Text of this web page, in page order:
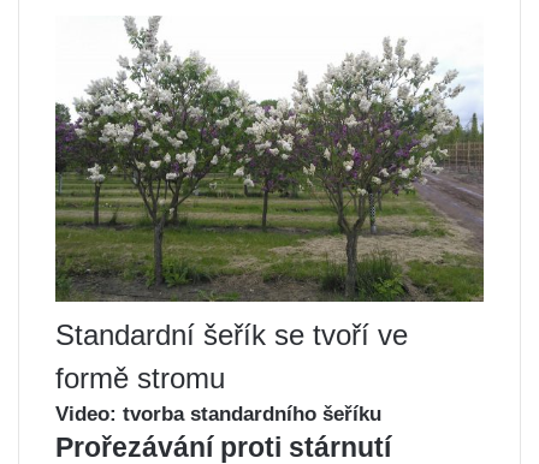
Standardní šeřík se tvoří ve
formě stromu
Video: tvorba standardního šeříku
Prořezávání proti stárnutí